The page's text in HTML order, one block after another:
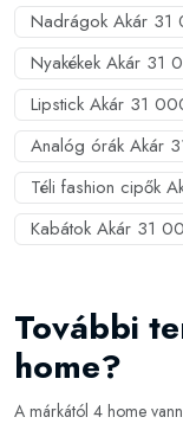
Nadrágok Akár 31
Nyakékek Akár 31
Lipstick Akár 31
Analóg órák Akár
Téli fashion cipők
Kabátok Akár 31
További
home?
A márkától 4 home